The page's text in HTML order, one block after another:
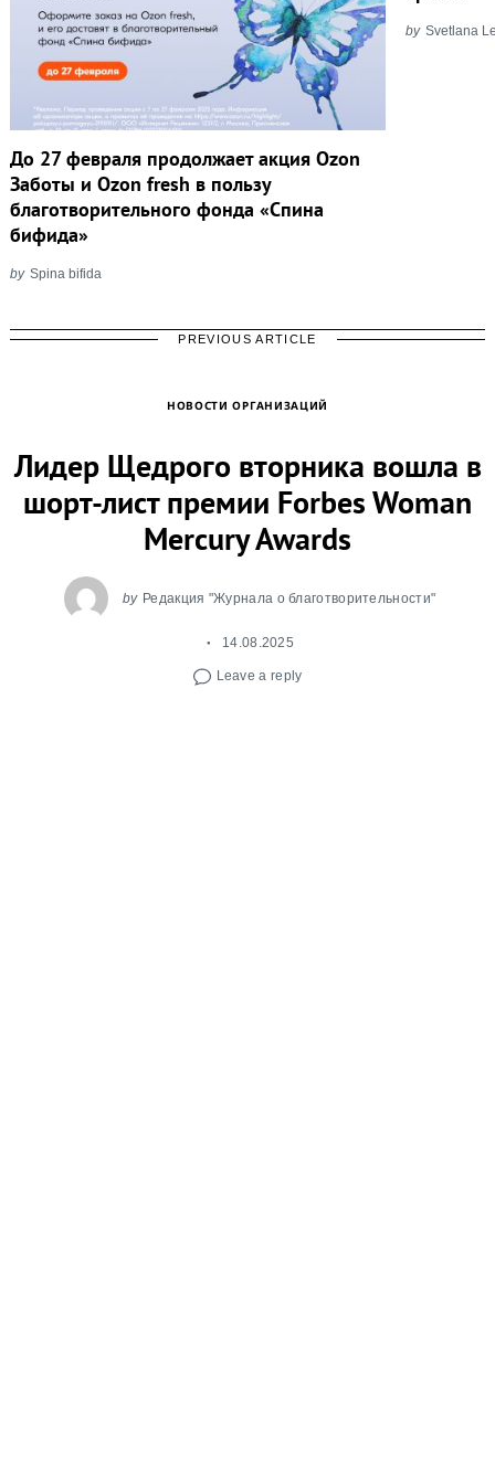
До 27 февраля продолжает акция Ozon
Заботы и Ozon fresh в пользу
благотворительного фонда «Спина
бифида»
by Spina bifida
by Svetlana
PREVIOUS ARTICLE
НОВОСТИ ОРГАНИЗАЦИЙ
Лидер Щедрого вторника вошла в
шорт-лист премии Forbes Woman
Mercury Awards
by Редакция "Журнала о благотворительности"
14.08.2025
Leave a reply